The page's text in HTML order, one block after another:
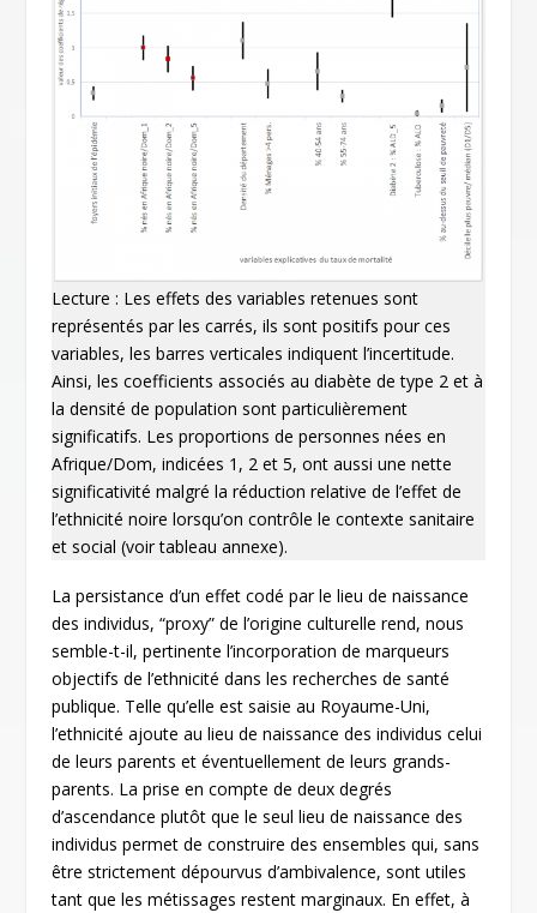
Lecture : Les effets des variables retenues sont
représentés par les carrés, ils sont positifs pour ces
variables, les barres verticales indiquent l’incertitude.
Ainsi, les coefficients associés au diabète de type 2 et à
la densité de population sont particulièrement
significatifs. Les proportions de personnes nées en
Afrique/Dom, indicées 1, 2 et 5, ont aussi une nette
significativité malgré la réduction relative de l’effet de
l’ethnicité noire lorsqu’on contrôle le contexte sanitaire
et social (voir tableau annexe).
La persistance d’un effet codé par le lieu de naissance
des individus, “proxy” de l’origine culturelle rend, nous
semble-t-il, pertinente l’incorporation de marqueurs
objectifs de l’ethnicité dans les recherches de santé
publique. Telle qu’elle est saisie au Royaume-Uni,
l’ethnicité ajoute au lieu de naissance des individus celui
de leurs parents et éventuellement de leurs grands-
parents. La prise en compte de deux degrés
d’ascendance plutôt que le seul lieu de naissance des
individus permet de construire des ensembles qui, sans
être strictement dépourvus d’ambivalence, sont utiles
tant que les métissages restent marginaux. En effet, à